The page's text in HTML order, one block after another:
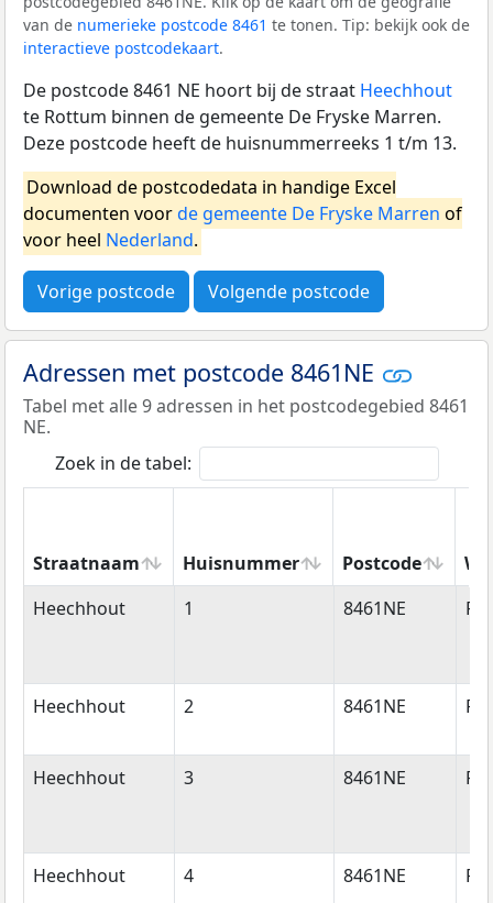
van de numerieke postcode 8461 te tonen. Tip: bekijk ook de
interactieve postcodekaart.
De postcode 8461 NE hoort bij de straat Heechhout
te Rottum binnen de gemeente De Fryske Marren.
Deze postcode heeft de huisnummerreeks 1 t/m 13.
Download de postcodedata in handige Excel
documenten voorde gemeente De Fryske Marren of
voor heel Nederland.
Vorige postcode Volgende postcode
Adressen met postcode 8461NE
Tabel met alle 9 adressen in het postcodegebied 8461
NE.
Zoek in de tabel:
Straatnaam Huisnummer Postcode
Straatnaam
Huisnummer Postcode
Heechhout 1 8461NE
Heechhout 2 8461NE
Heechhout 3 8461NE
Heechhout 4 8461NE